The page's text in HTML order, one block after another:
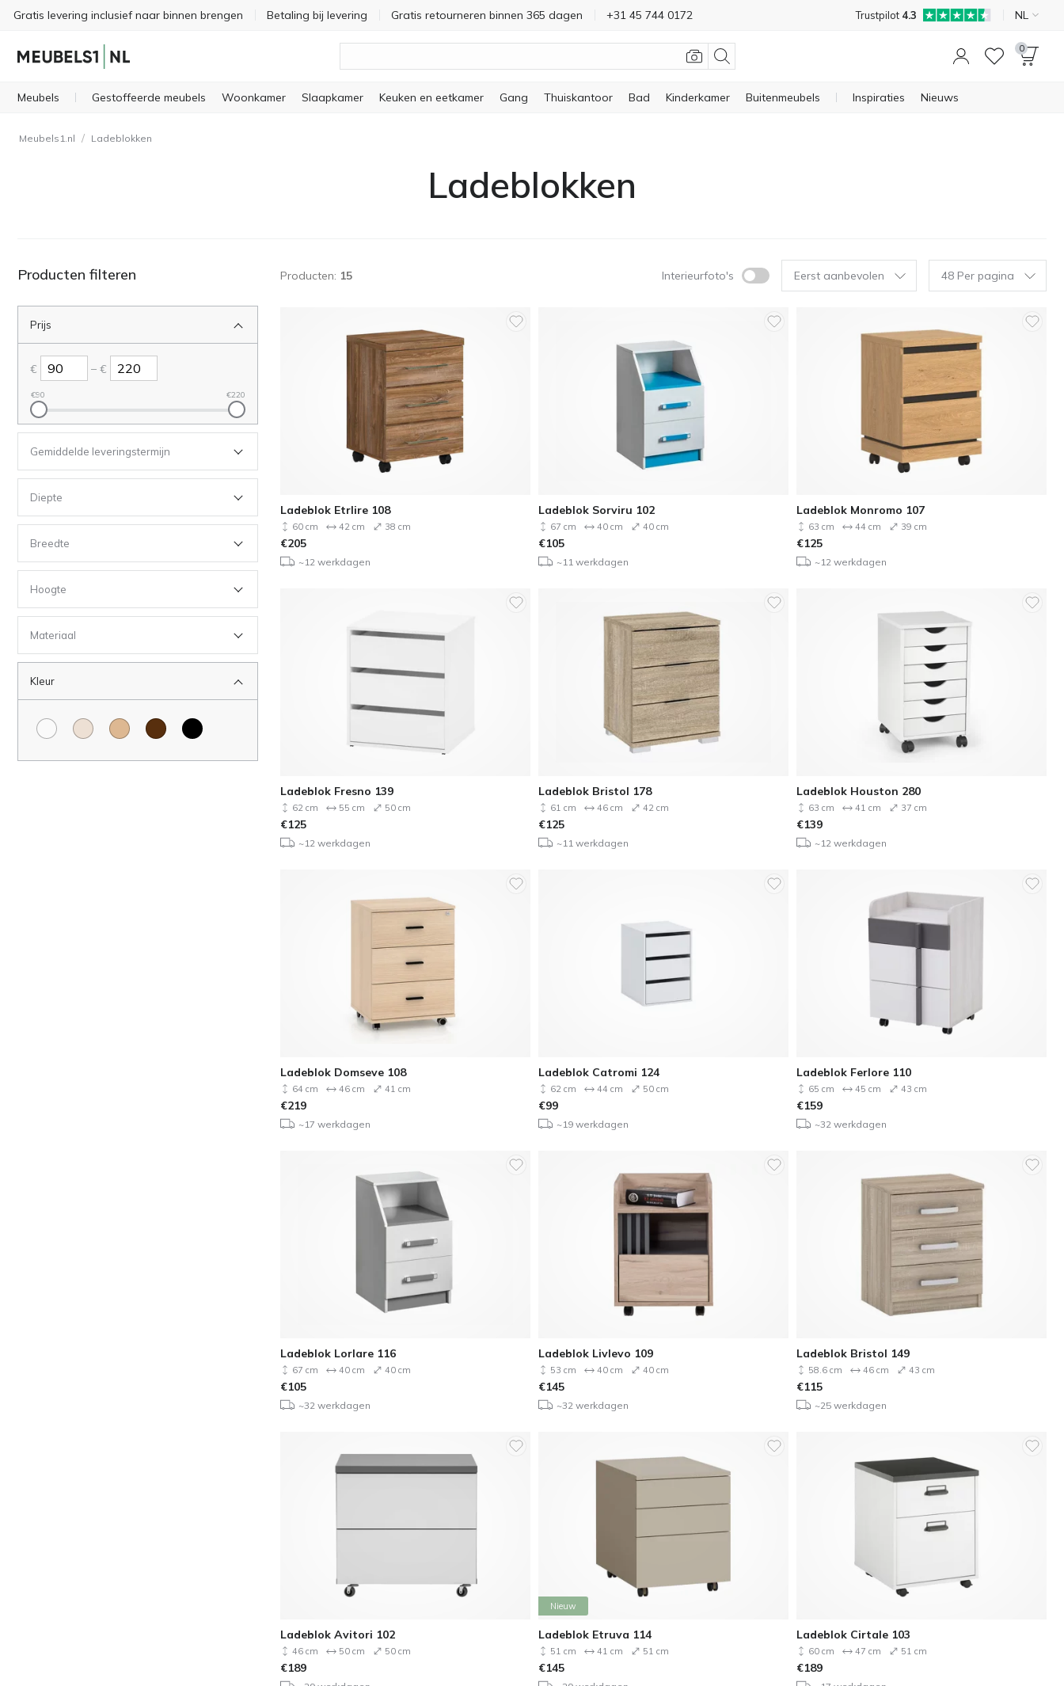
Gratis levering inclusief naar binnen brengen Betaling bij levering Gratis retourneren binnen 365 dagen +31 45 744 0172 Trustpilot 4.3 NL
0
Meubels Gestoffeerde meubels Woonkamer Slaapkamer Keuken en eetkamer Gang Thuiskantoor Bad Kinderkamer Buitenmeubels Inspiraties Nieuws
Meubels1.nl / Ladeblokken
Ladeblokken
Producten filteren
Prijs
€ – €
€90 €220
Gemiddelde leveringstermijn
Diepte
Breedte
Hoogte
Materiaal
Kleur
Producten: 15 Interieurfoto's Eerst aanbevolen 48 Per pagina
Ladeblok Etrlire 108
60 cm 42 cm 38 cm
€205
~12 werkdagen
Ladeblok Sorviru 102
67 cm 40 cm 40 cm
€105
~11 werkdagen
Ladeblok Monromo 107
63 cm 44 cm 39 cm
€125
~12 werkdagen
Ladeblok Fresno 139
62 cm 55 cm 50 cm
€125
~12 werkdagen
Ladeblok Bristol 178
61 cm 46 cm 42 cm
€125
~11 werkdagen
Ladeblok Houston 280
63 cm 41 cm 37 cm
€139
~12 werkdagen
Ladeblok Domseve 108
64 cm 46 cm 41 cm
€219
~17 werkdagen
Ladeblok Catromi 124
62 cm 44 cm 50 cm
€99
~19 werkdagen
Ladeblok Ferlore 110
65 cm 45 cm 43 cm
€159
~32 werkdagen
Ladeblok Lorlare 116
67 cm 40 cm 40 cm
€105
~32 werkdagen
Ladeblok Livlevo 109
53 cm 40 cm 40 cm
€145
~32 werkdagen
Ladeblok Bristol 149
58.6 cm 46 cm 43 cm
€115
~25 werkdagen
Ladeblok Avitori 102
46 cm 50 cm 50 cm
€189
Nieuw
Ladeblok Etruva 114
51 cm 41 cm 51 cm
€145
Ladeblok Cirtale 103
60 cm 47 cm 51 cm
€189